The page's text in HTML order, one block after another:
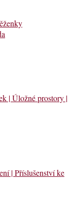
| Úložné prostory |
| Příslušenství ke